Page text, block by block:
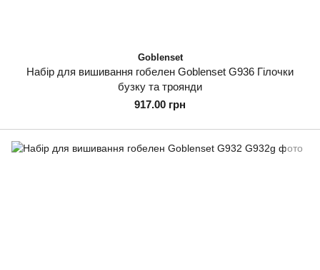
Goblenset
Набір для вишивання гобелен Goblenset G936 Гілочки
бузку та троянди
917.00 грн